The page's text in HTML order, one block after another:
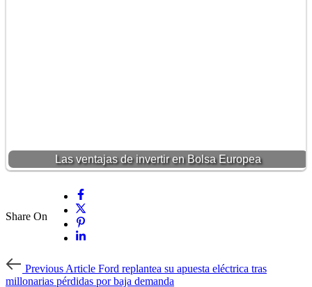
Las ventajas de invertir en Bolsa Europea
Share On
Previous
ArticlePrevious Article Ford replantea su apuesta eléctrica tras
millonarias pérdidas por baja demanda